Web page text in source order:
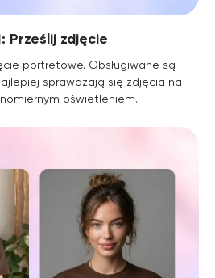
Prześlij zdjęcie
portretowe. Obsługiwane są
sprawdzają się zdjęcia na
oświetleniem.